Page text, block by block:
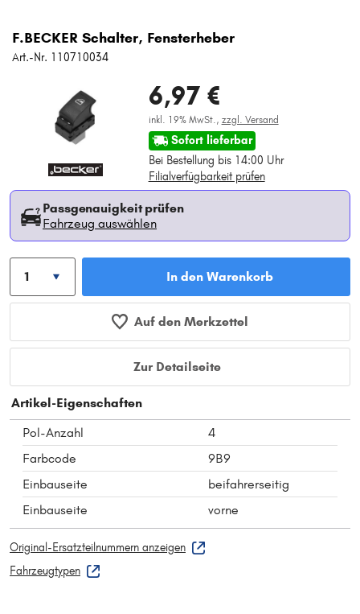
F.BECKER Schalter, Fensterheber
Art.-Nr. 110710034
6,97 €
inkl. 19% MwSt., zzgl. Versand
Sofort lieferbar
Bei Bestellung bis 14:00 Uhr
Filialverfügbarkeit prüfen
Passgenauigkeit prüfen
Fahrzeug auswählen
In den Warenkorb
Auf den Merkzettel
Zur Detailseite
Artikel-Eigenschaften
Pol-Anzahl
4
Farbcode
9B9
Einbauseite
beifahrerseitig
Einbauseite
vorne
Original-Ersatzteilnummern anzeigen
Fahrzeugtypen